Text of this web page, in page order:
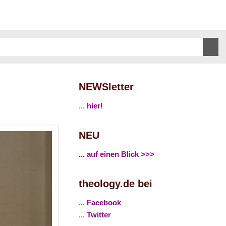
NEWSletter
... hier!
NEU
... auf einen Blick >>>
theology.de bei
... Facebook
... Twitter